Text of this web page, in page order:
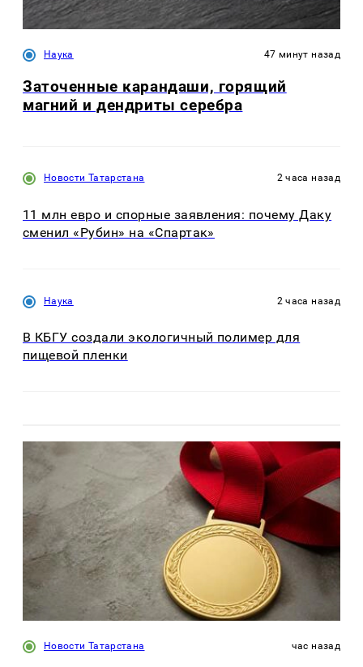
Наука 47 минут назад
Заточенные карандаши, горящий
магний и дендриты серебра
Новости Татарстана 2 часа назад
11 млн евро и спорные заявления: почему Даку
сменил «Рубин» на «Спартак»
Наука 2 часа назад
В КБГУ создали экологичный полимер для
пищевой пленки
Новости Татарстана час назад